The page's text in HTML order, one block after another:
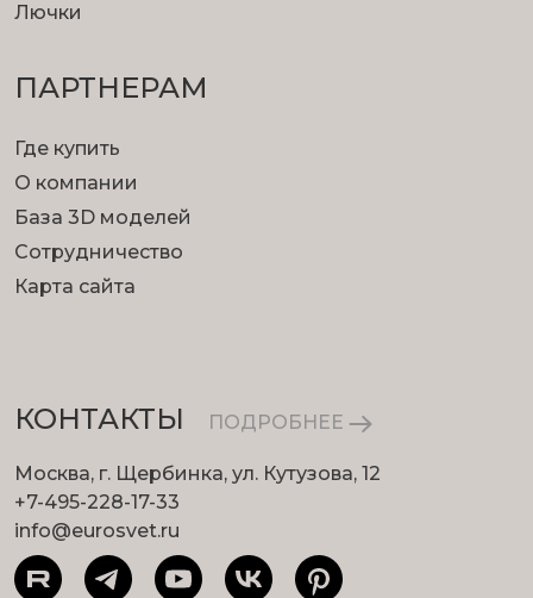
Лючки
ПАРТНЕРАМ
Где купить
О компании
База 3D моделей
Сотрудничество
Карта сайта
КОНТАКТЫ ПОДРОБНЕЕ
Москва, г. Щербинка, ул. Кутузова, 12
+7-495-228-17-33
info@eurosvet.ru